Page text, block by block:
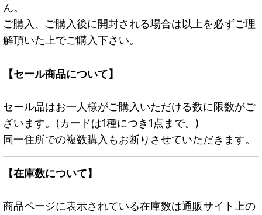
ん。
ご購入、ご購入後に開封される場合は以上を必ずご理
解頂いた上でご購入下さい。
【セール商品について】
セール品はお一人様がご購入いただける数に限数がご
ざいます。(カードは1種につき1点まで。)
同一住所での複数購入もお断りさせていただきます。
【在庫数について】
商品ページに表示されている在庫数は通販サイト上の